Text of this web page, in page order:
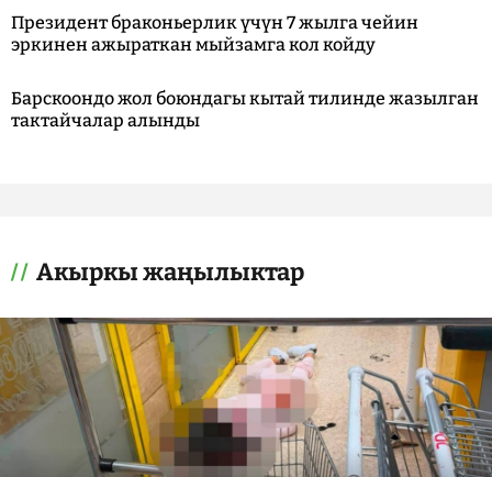
Президент браконьерлик үчүн 7 жылга чейин
эркинен ажыраткан мыйзамга кол койду
Барскоондо жол боюндагы кытай тилинде жазылган
тактайчалар алынды
Акыркы жаңылыктар